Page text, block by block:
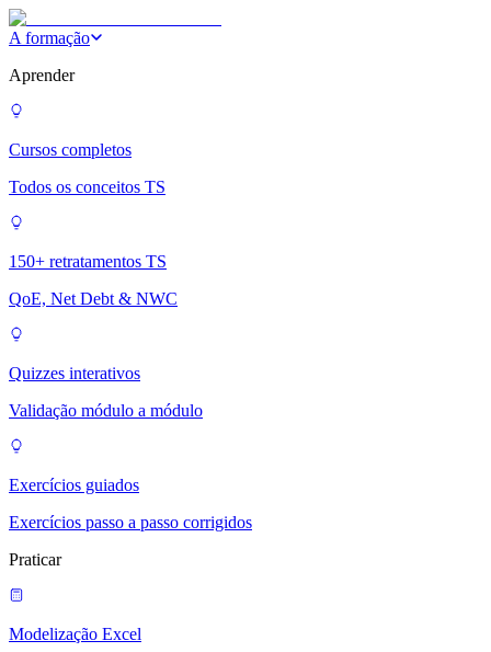
A formação
Aprender
Cursos completos
Todos os conceitos TS
150+ retratamentos TS
QoE, Net Debt & NWC
Quizzes interativos
Validação módulo a módulo
Exercícios guiados
Exercícios passo a passo corrigidos
Praticar
Modelização Excel